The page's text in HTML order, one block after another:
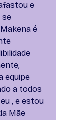
e
se
é
equipe
a todos
, e estou
Mãe